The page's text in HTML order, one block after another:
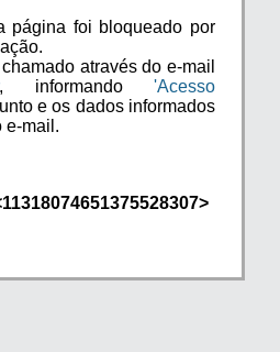
página foi bloqueado por
através do e-mail
, informando 'Acesso
e os dados informados
e-mail.